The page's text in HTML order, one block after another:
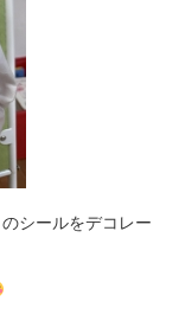
シールをデコレー